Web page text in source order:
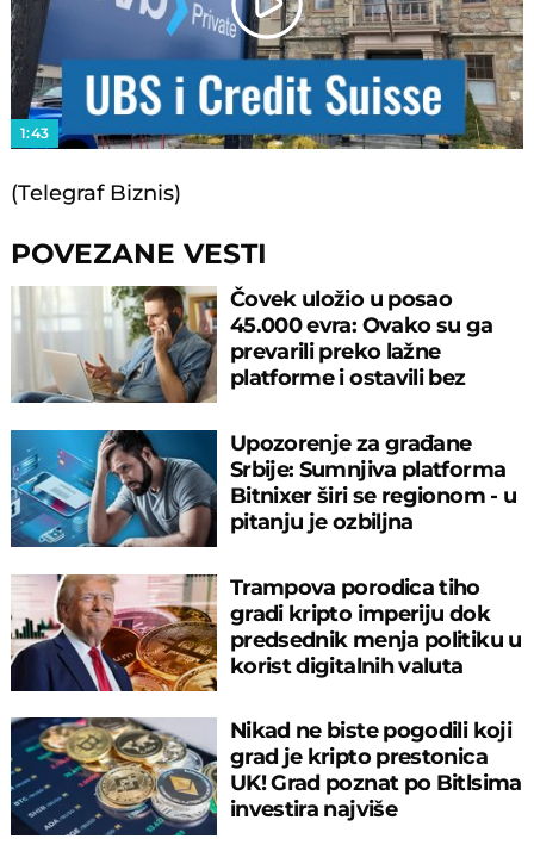
Play
Video
1:43
(Telegraf Biznis)
POVEZANE VESTI
Čovek uložio u posao
45.000 evra: Ovako su ga
prevarili preko lažne
platforme i ostavili bez
Upozorenje za građane
Srbije: Sumnjiva platforma
Bitnixer širi se regionom - u
pitanju je ozbiljna
Trampova porodica tiho
gradi kripto imperiju dok
predsednik menja politiku u
korist digitalnih valuta
Nikad ne biste pogodili koji
grad je kripto prestonica
UK! Grad poznat po Bitlsima
investira najviše